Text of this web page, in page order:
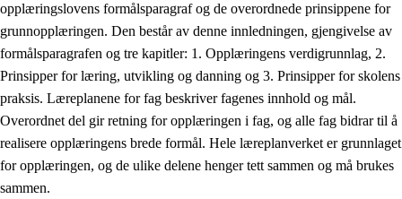
opplæringslovens formålsparagraf og de overordnede prinsippene for
grunnopplæringen. Den består av denne innledningen, gjengivelse av
formålsparagrafen og tre kapitler: 1. Opplæringens verdigrunnlag, 2.
Prinsipper for læring, utvikling og danning og 3. Prinsipper for skolens
praksis. Læreplanene for fag beskriver fagenes innhold og mål.
Overordnet del gir retning for opplæringen i fag, og alle fag bidrar til å
realisere opplæringens brede formål. Hele læreplanverket er grunnlaget
for opplæringen, og de ulike delene henger tett sammen og må brukes
sammen.